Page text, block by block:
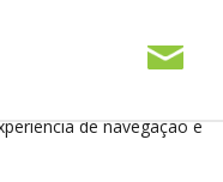
para este
de navegação e